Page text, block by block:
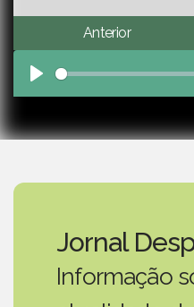
Anterior
Play
Jornal
Informação